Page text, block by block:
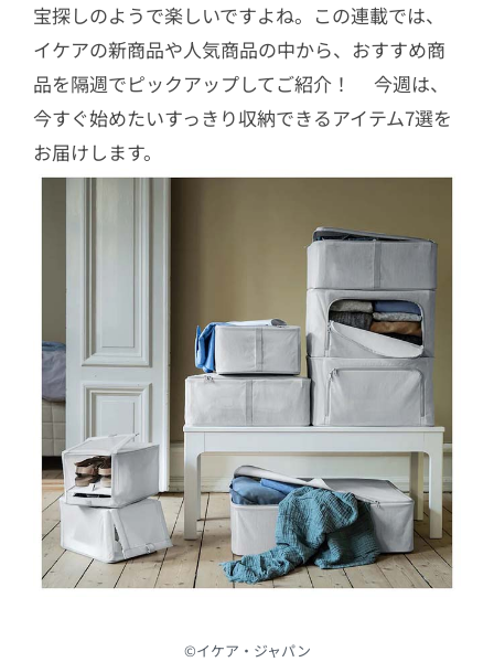
宝探しのようで楽しいですよね。この連載では、
イケアの新商品や人気商品の中から、おすすめ商
品を隔週でピックアップしてご紹介！ 今週は、
今すぐ始めたいすっきり収納できるアイテム7選を
お届けします。
©︎イケア・ジャパン